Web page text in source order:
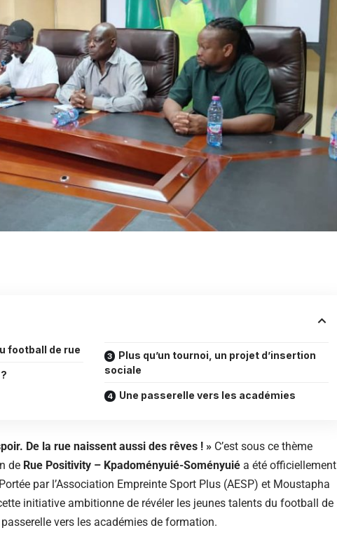
football de rue
Plus qu’un tournoi, un projet d’insertion
sociale
Une passerelle vers les académies
De la rue naissent aussi des rêves ! » C’est sous ce thème
de Rue Positivity – Kpadoményuié-Soményuié a été officiellement
par l’Association Empreinte Sport Plus (AESP) et Moustapha
initiative ambitionne de révéler les jeunes talents du football de
vers les académies de formation.